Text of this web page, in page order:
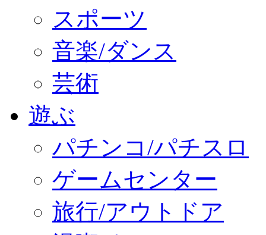
スポーツ
音楽/ダンス
芸術
遊ぶ
パチンコ/パチスロ
ゲームセンター
旅行/アウトドア